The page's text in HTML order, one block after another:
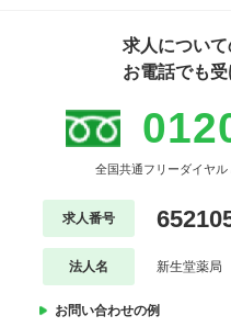
求人につい
お電話でも
全国共通フリーダイヤ
求人番号
法人名 新生堂薬局
お問い合わせの例